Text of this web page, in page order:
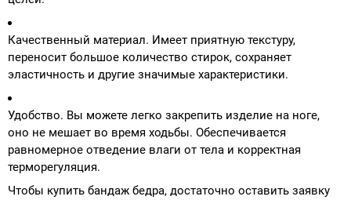
Качественный материал. Имеет приятную текстуру,
переносит большое количество стирок, сохраняет
эластичность и другие значимые характеристики.
Удобство. Вы можете легко закрепить изделие на ноге,
оно не мешает во время ходьбы. Обеспечивается
равномерное отведение влаги от тела и корректная
терморегуляция.
Чтобы купить бандаж бедра, достаточно оставить заявку